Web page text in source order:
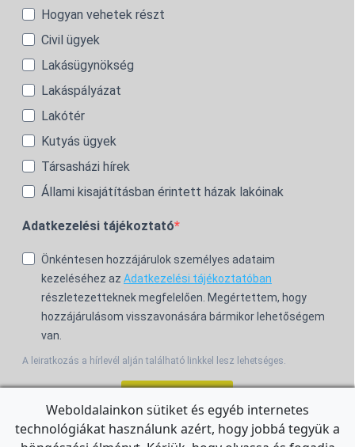
Hogyan vehetek részt
Civil ügyek
Lakásügynökség
Lakáspályázat
Lakótér
Kutyás ügyek
Társasházi hírek
Állami kisajátításban érintett házak lakóinak
Adatkezelési tájékoztató
Önkéntesen hozzájárulok személyes adataim
kezeléséhez az Adatkezelési tájékoztatóban
részletezetteknek megfelelően. Megértettem, hogy
hozzájárulásom visszavonására bármikor lehetőségem
van.
A leiratkozás a hírlevél alján található linkkel lesz lehetséges.
For the English Newsletter, clickHERE.
Weboldalainkon sütiket és egyéb internetes
technológiákat használunk azért, hogy jobbá tegyük a